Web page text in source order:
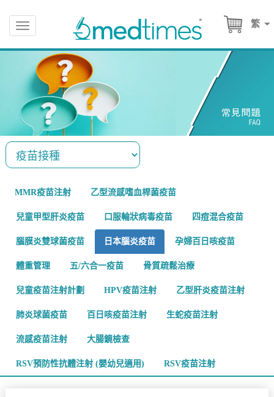
繁
Toggle
navigation
MMR疫苗注射 乙型流感嗜血桿菌疫苗
兒童甲型肝炎疫苗 口服輪狀病毒疫苗 四痘混合疫苗
腦膜炎雙球菌疫苗 日本腦炎疫苗 孕婦百日咳疫苗
體重管理 五/六合一疫苗 骨質疏鬆治療
兒童疫苗注射計劃 HPV疫苗注射 乙型肝炎疫苗注射
肺炎球菌疫苗 百日咳疫苗注射 生蛇疫苗注射
流感疫苗注射 大腸鏡檢查
RSV預防性抗體注射 (嬰幼兒適用) RSV疫苗注射